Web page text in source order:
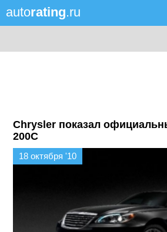
autorating.ru
Chrysler показал
200C
18 октября '10